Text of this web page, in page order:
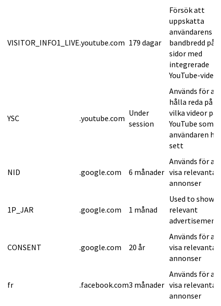
VISITOR_INFO1_LIVE.youtube.com 179 dagar
Försök att
uppskatta
användarens
bandbredd på
sidor med
integrerade
YouTube-videor
YSC .youtube.com
Under
session
Används för att
hålla reda på
vilka videor på
YouTube som
användaren har
sett
NID .google.com 6 månader
Används för att
visa relevanta
annonser
1P_JAR .google.com 1 månad
Used to show
relevant
CONSENT .google.com 20 år
Används för att
visa relevanta
annonser
fr .facebook.com3 månader
Används för att
visa relevanta
annonser